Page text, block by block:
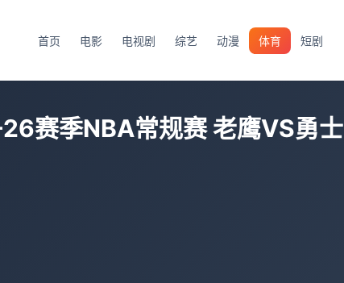
首页 电影 电视剧 综艺 动漫 体育 短剧
赛季NBA常规赛 老鹰VS勇士